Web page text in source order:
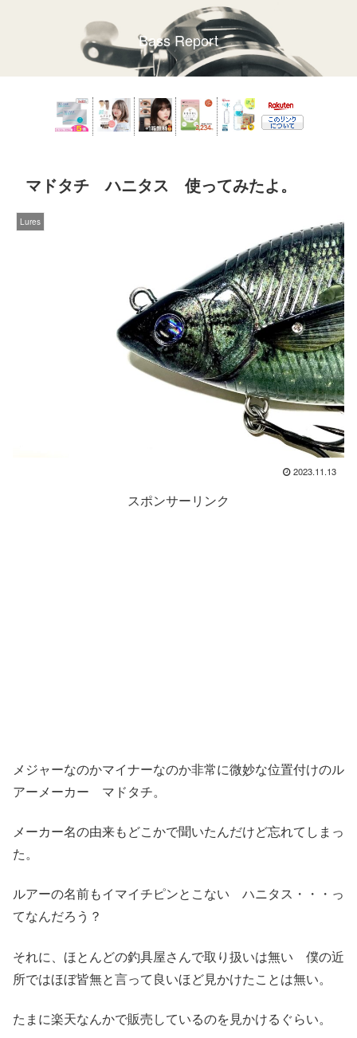
Bass Report
マドタチ ハニタス 使ってみたよ。
Lures
2023.11.13
スポンサーリンク
メジャーなのかマイナーなのか非常に微妙な位置付けのル
アーメーカー マドタチ。
メーカー名の由来もどこかで聞いたんだけど忘れてしまっ
た。
ルアーの名前もイマイチピンとこない ハニタス・・・っ
てなんだろう？
それに、ほとんどの釣具屋さんで取り扱いは無い 僕の近
所ではほぼ皆無と言って良いほど見かけたことは無い。
たまに楽天なんかで販売しているのを見かけるぐらい。